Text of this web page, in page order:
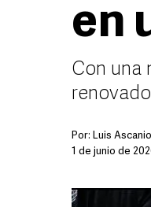
en
Con una
Por: Luis Ascanio
1 de junio de